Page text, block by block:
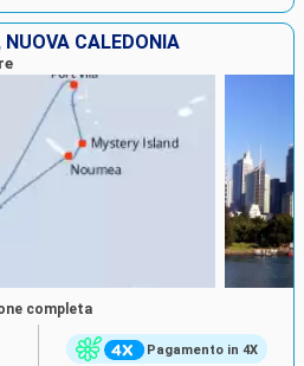
CALEDONIA
Pagamento in 4X
completa